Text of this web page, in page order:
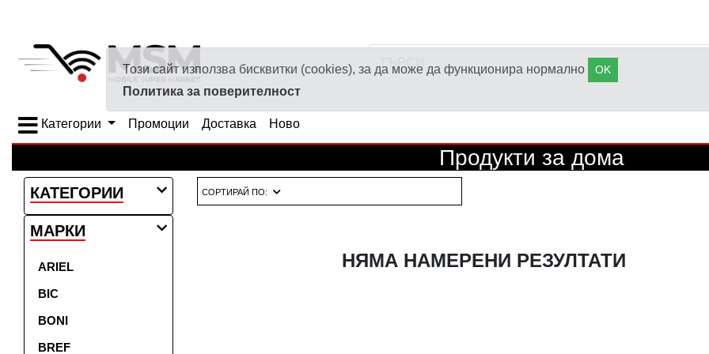
Категории Промоции Доставка Ново
Продукти за дома
Този сайт използва бисквитки (cookies), за да може да функционира нормално OK
Политика за поверителност
КАТЕГОРИИ
МАРКИ
ARIEL
BIC
BONI
BREF
СОРТИРАЙ ПО:
НЯМА НАМЕРЕНИ РЕЗУЛТАТИ